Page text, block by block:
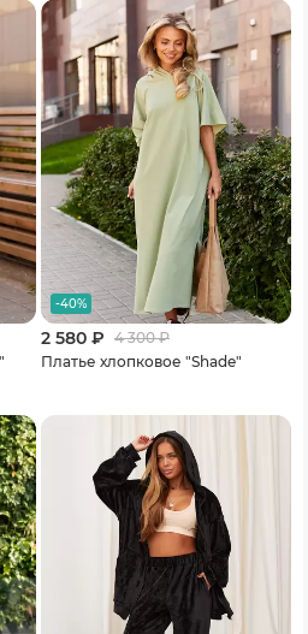
-40%
2 580 ₽ 4 300₽
Платье хлопковое "Shade"